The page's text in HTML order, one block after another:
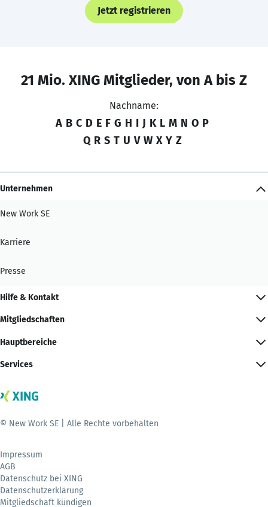
Jetzt registrieren
21 Mio. XING Mitglieder, von A bis Z
Nachname:
A B C D E F G H I J K L M N O P
Q R S T U V W X Y Z
Unternehmen
New Work SE
Karriere
Presse
Hilfe & Kontakt
Mitgliedschaften
Hauptbereiche
Services
© New Work SE | Alle Rechte vorbehalten
Impressum
AGB
Datenschutz bei XING
Datenschutzerklärung
Mitgliedschaft kündigen